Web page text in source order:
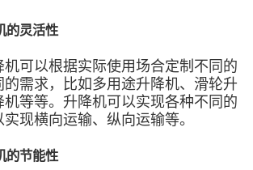
的灵活性
可以根据实际使用场合定制不同的
需求，比如多用途升降机、滑轮升
等等。升降机可以实现各种不同的
现横向运输、纵向运输等。
的节能性